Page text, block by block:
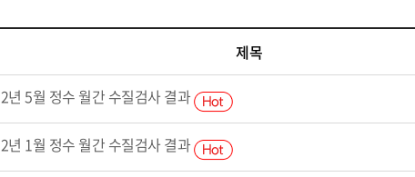
제목
년 5월 정수 월간 수질검사 결과
년 1월 정수 월간 수질검사 결과